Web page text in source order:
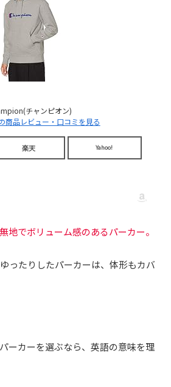
チャンピオン)
商品レビュー・口コミを見る
楽天 Yahoo!
地でボリューム感のあるパーカー。
ったりしたパーカーは、体形もカバ
ーカーを選ぶなら、英語の意味を理